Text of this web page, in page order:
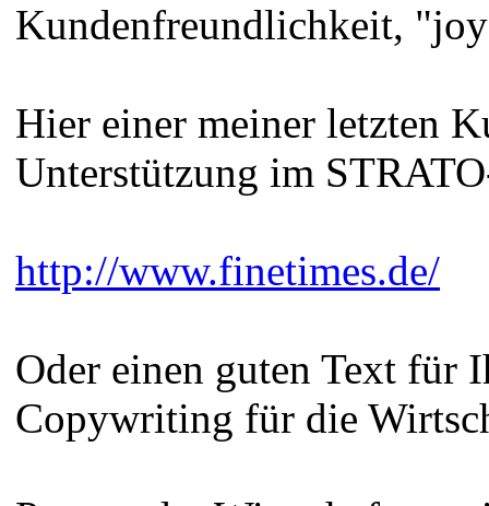
Kundenfreundlichkeit,
Hier einer meiner letzten
Unterstützung im
http://www.finetimes.de/
Oder einen guten Text für
Copywriting für die